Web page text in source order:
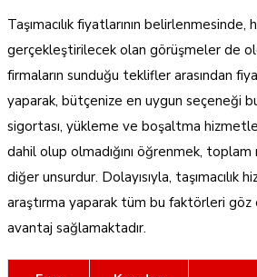
Taşımacılık fiyatlarının
gerçekleştirilecek olan görüşmeler de
firmaların sunduğu teklifler arasından
yaparak, bütçenize en uygun seçeneği
sigortası, yükleme ve boşaltma
dahil olup olmadığını öğrenmek,
diğer unsurdur. Dolayısıyla, taşımacılık
araştırma yaparak tüm bu faktörleri göz
avantaj sağlamaktadır.